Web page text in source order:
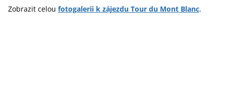
Zobrazit celou fotogalerii k zájezdu Tour du Mont Blanc.